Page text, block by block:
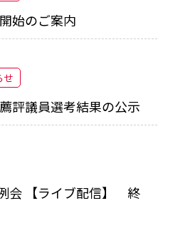
始のご案内
せ
評議員選考結果の公示
会 【ライブ配信】 終